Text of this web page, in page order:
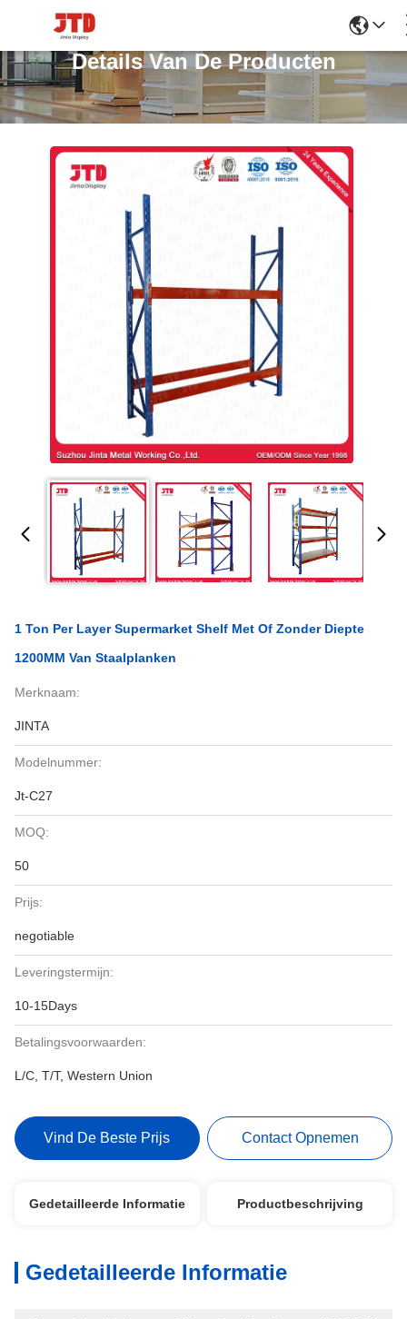
Details Van De Producten
1 Ton Per Layer Supermarket Shelf Met Of Zonder Diepte
1200MM Van Staalplanken
Merknaam:
JINTA
Modelnummer:
Jt-C27
MOQ:
50
Prijs:
negotiable
Leveringstermijn:
10-15Days
Betalingsvoorwaarden:
L/C, T/T, Western Union
Vind De Beste Prijs Contact Opnemen
Gedetailleerde Informatie Productbeschrijving
Gedetailleerde Informatie